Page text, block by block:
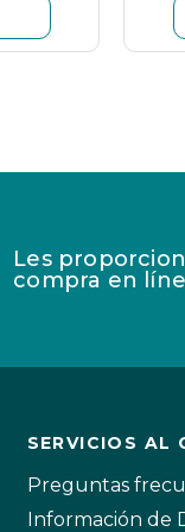
Les
compra en
SERVICIOS AL
Preguntas
Información de